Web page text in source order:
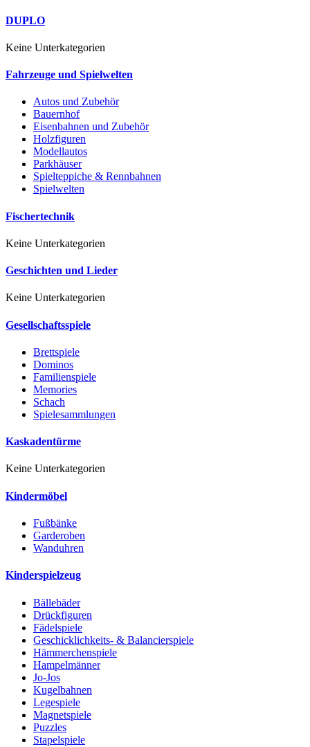
DUPLO
Keine Unterkategorien
Fahrzeuge und Spielwelten
Autos und Zubehör
Bauernhof
Eisenbahnen und Zubehör
Holzfiguren
Modellautos
Parkhäuser
Spielteppiche & Rennbahnen
Spielwelten
Fischertechnik
Keine Unterkategorien
Geschichten und Lieder
Keine Unterkategorien
Gesellschaftsspiele
Brettspiele
Dominos
Familienspiele
Memories
Schach
Spielesammlungen
Kaskadentürme
Keine Unterkategorien
Kindermöbel
Fußbänke
Garderoben
Wanduhren
Kinderspielzeug
Bällebäder
Drückfiguren
Fädelspiele
Geschicklichkeits- & Balancierspiele
Hämmerchenspiele
Hampelmänner
Jo-Jos
Kugelbahnen
Legespiele
Magnetspiele
Puzzles
Stapelspiele